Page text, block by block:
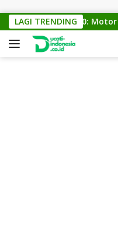
LAGI TRENDING
KTM Cross 150: Motor